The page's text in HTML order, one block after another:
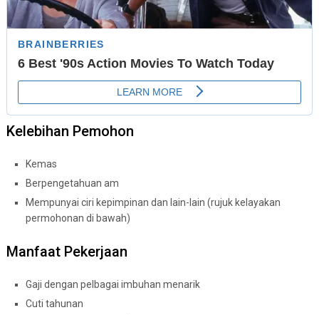
Kelebihan Pemohon
Kemas
Berpengetahuan am
Mempunyai ciri kepimpinan dan lain-lain (rujuk kelayakan
permohonan di bawah)
Manfaat Pekerjaan
Gaji dengan pelbagai imbuhan menarik
Cuti tahunan